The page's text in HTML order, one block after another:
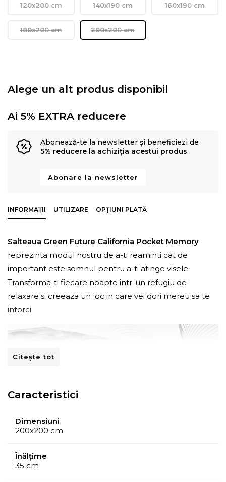
120x200 cm 140x190 cm 160x190 cm
180x200 cm 200x200 cm
Alege un alt produs disponibil
Ai 5% EXTRA reducere
Abonează-te la newsletter și beneficiezi de
5% reducere la achiziția acestui produs.
Abonare la newsletter
INFORMAȚII UTILIZARE OPȚIUNI PLATĂ
Salteaua Green Future California Pocket Memory
reprezinta modul nostru de a-ti reaminti cat de
important este somnul pentru a-ti atinge visele.
Transforma-ti fiecare noapte intr-un refugiu de
relaxare si creeaza un loc in care vei dori mereu sa te
intorci.
le concepem incepe cu atentia la materialele pe care
le utilizam. Astfel, pentru salteaua California Pocket
Citește tot
Caracteristici
Dimensiuni
200x200 cm
Înălțime
35 cm